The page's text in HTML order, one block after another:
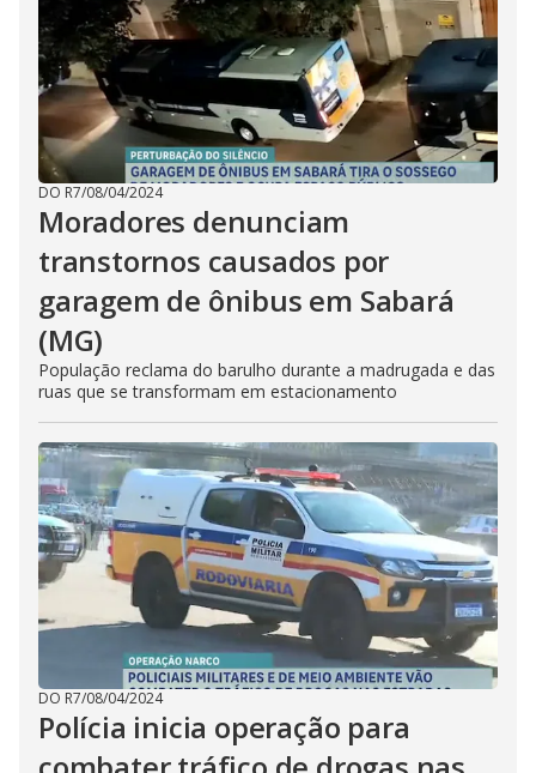
DO R7/08/04/2024
Moradores denunciam
transtornos causados por
garagem de ônibus em Sabará
(MG)
População reclama do barulho durante a madrugada e das
ruas que se transformam em estacionamento
DO R7/08/04/2024
Polícia inicia operação para